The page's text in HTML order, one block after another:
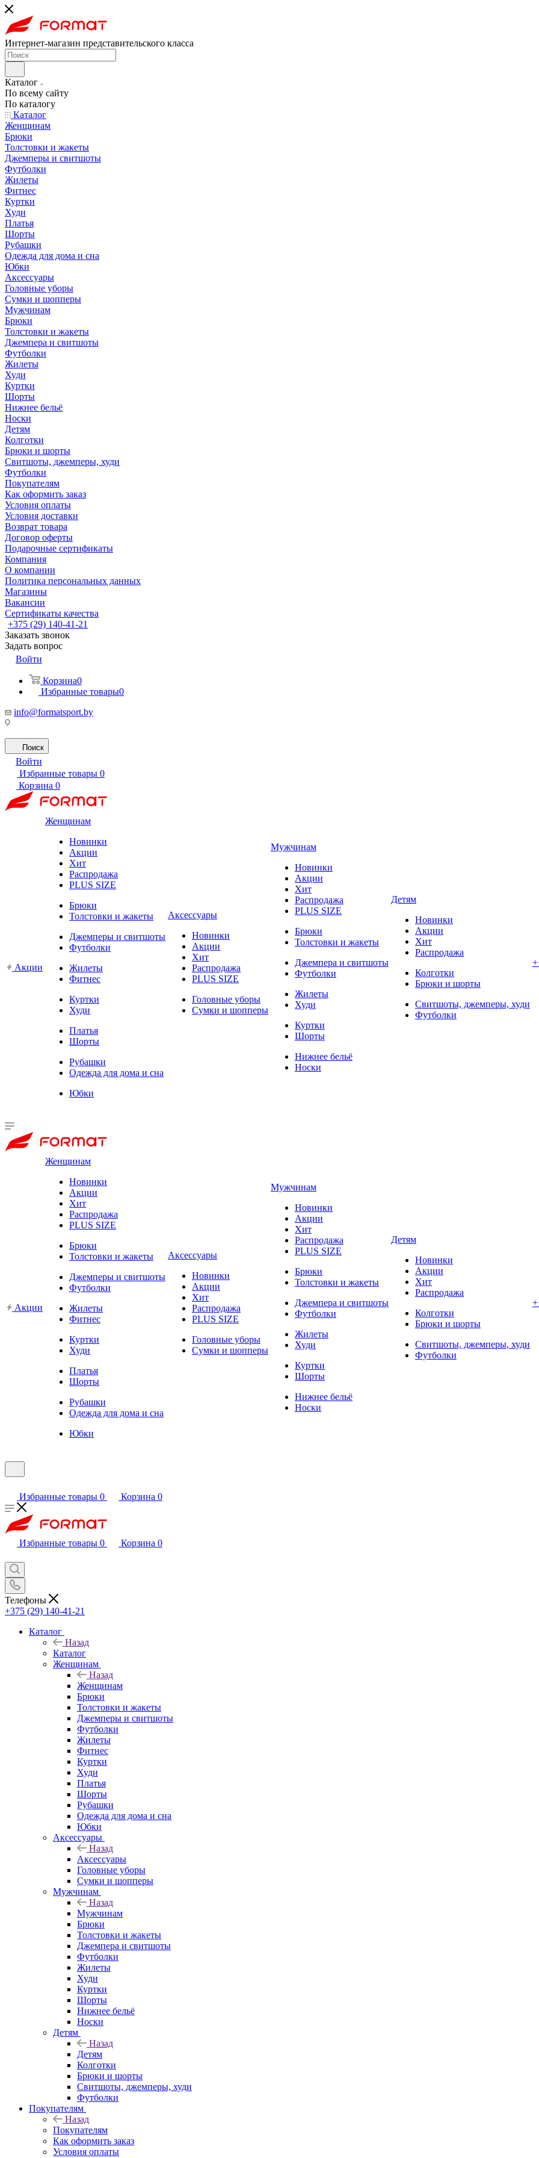
Интернет-магазин представительского класса
Каталог
По всему сайту
По каталогу
Каталог
Женщинам
Брюки
Толстовки и жакеты
Джемперы и свитшоты
Футболки
Жилеты
Фитнес
Куртки
Худи
Платья
Шорты
Рубашки
Одежда для дома и сна
Юбки
Аксессуары
Головные уборы
Сумки и шопперы
Мужчинам
Брюки
Толстовки и жакеты
Джемпера и свитшоты
Футболки
Жилеты
Худи
Куртки
Шорты
Нижнее бельё
Носки
Детям
Колготки
Брюки и шорты
Свитшоты, джемперы, худи
Футболки
Покупателям
Как оформить заказ
Условия оплаты
Условия доставки
Возврат товара
Договор оферты
Подарочные сертификаты
Компания
О компании
Политика персональных данных
Магазины
Вакансии
Сертификаты качества
+375 (29) 140-41-21
Заказать звонок
Задать вопрос
Войти
Корзина0
Избранные товары0
info@formatsport.by
Поиск
Войти
Избранные товары 0
Корзина 0
Акции
Женщинам
Новинки
Акции
Хит
Распродажа
PLUS SIZE
Брюки
Толстовки и жакеты
Джемперы и свитшоты
Футболки
Жилеты
Фитнес
Куртки
Худи
Платья
Шорты
Рубашки
Одежда для дома и сна
Юбки
Аксессуары
Новинки
Акции
Хит
Распродажа
PLUS SIZE
Головные уборы
Сумки и шопперы
Мужчинам
Новинки
Акции
Хит
Распродажа
PLUS SIZE
Брюки
Толстовки и жакеты
Джемпера и свитшоты
Футболки
Жилеты
Худи
Куртки
Шорты
Нижнее бельё
Носки
Детям
Новинки
Акции
Хит
Распродажа
Колготки
Брюки и шорты
Свитшоты, джемперы, худи
Футболки
Акции
Женщинам
Новинки
Акции
Хит
Распродажа
PLUS SIZE
Брюки
Толстовки и жакеты
Джемперы и свитшоты
Футболки
Жилеты
Фитнес
Куртки
Худи
Платья
Шорты
Рубашки
Одежда для дома и сна
Юбки
Аксессуары
Новинки
Акции
Хит
Распродажа
PLUS SIZE
Головные уборы
Сумки и шопперы
Мужчинам
Новинки
Акции
Хит
Распродажа
PLUS SIZE
Брюки
Толстовки и жакеты
Джемпера и свитшоты
Футболки
Жилеты
Худи
Куртки
Шорты
Нижнее бельё
Носки
Детям
Новинки
Акции
Хит
Распродажа
Колготки
Брюки и шорты
Свитшоты, джемперы, худи
Футболки
Избранные товары 0 Корзина 0
Избранные товары 0 Корзина 0
Телефоны
+375 (29) 140-41-21
Каталог
Назад
Каталог
Женщинам
Назад
Женщинам
Брюки
Толстовки и жакеты
Джемперы и свитшоты
Футболки
Жилеты
Фитнес
Куртки
Худи
Платья
Шорты
Рубашки
Одежда для дома и сна
Юбки
Аксессуары
Назад
Аксессуары
Головные уборы
Сумки и шопперы
Мужчинам
Назад
Мужчинам
Брюки
Толстовки и жакеты
Джемпера и свитшоты
Футболки
Жилеты
Худи
Куртки
Шорты
Нижнее бельё
Носки
Детям
Назад
Детям
Колготки
Брюки и шорты
Свитшоты, джемперы, худи
Футболки
Покупателям
Назад
Покупателям
Как оформить заказ
Условия оплаты